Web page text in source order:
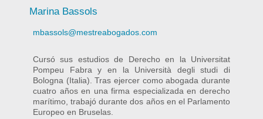
Marina Bassols
mbassols@mestreabogados.com
Cursó sus estudios de Derecho en la Universitat
Pompeu Fabra y en la Università degli studi di
Bologna (Italia). Tras ejercer como abogada durante
cuatro años en una firma especializada en derecho
marítimo, trabajó durante dos años en el Parlamento
Europeo en Bruselas.